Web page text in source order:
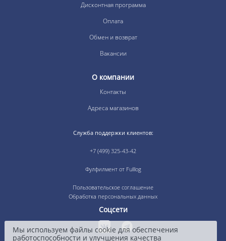
Дисконтная программа
Оплата
Обмен и возврат
Вакансии
О компании
Контакты
Адреса магазинов
Служба поддержки клиентов:
+7 (499) 325-43-42
Фулфилмент от Fulllog
Пользовательское соглашение
Обработка персональных данных
Соцсети
Мы используем файлы cookie для обеспечения
работоспособности и улучшения качества